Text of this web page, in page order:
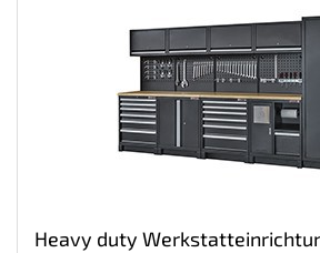
Heavy duty